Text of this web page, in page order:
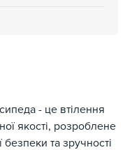
- це втілення
якості, розроблене
та зручності